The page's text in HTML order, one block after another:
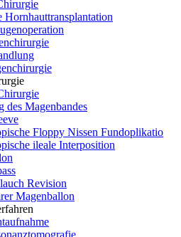
Hornhauttransplantation
des Magenbandes
Floppy Nissen Fundoplikatio
ileale Interposition
Revision
Magenballon